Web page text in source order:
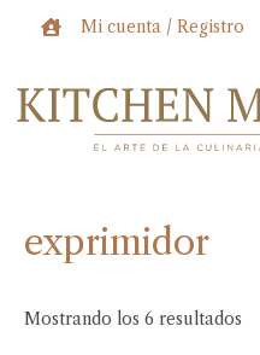
Mi cuenta / Registro
exprimidor
Mostrando los 6 resultados